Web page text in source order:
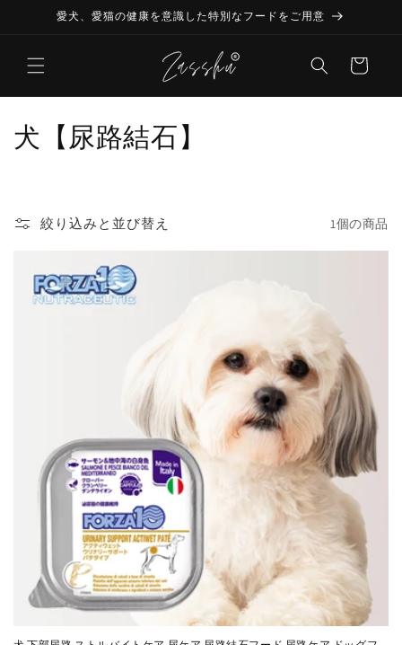
ンツに愛犬、愛猫の健康を意識した特別なフードをご用意
ー
コ
シ
ョ
ン
犬【尿路結石】
絞り込みと並び替え 1個の商品